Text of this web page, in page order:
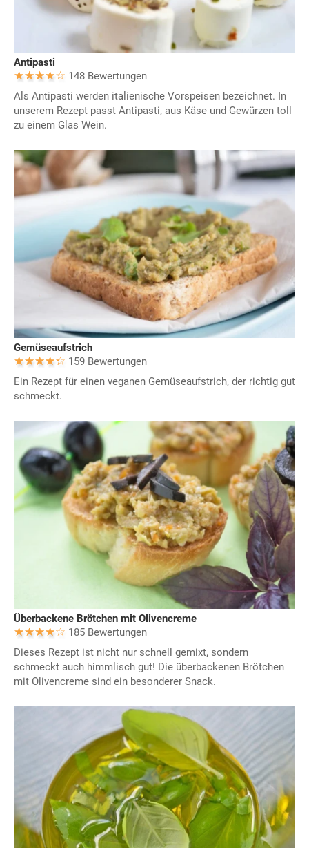
Antipasti
148 Bewertungen
Als Antipasti werden italienische Vorspeisen bezeichnet. In
unserem Rezept passt Antipasti, aus Käse und Gewürzen toll
zu einem Glas Wein.
Gemüseaufstrich
159 Bewertungen
Ein Rezept für einen veganen Gemüseaufstrich, der richtig gut
schmeckt.
Überbackene Brötchen mit Olivencreme
185 Bewertungen
Dieses Rezept ist nicht nur schnell gemixt, sondern
schmeckt auch himmlisch gut! Die überbackenen Brötchen
mit Olivencreme sind ein besonderer Snack.